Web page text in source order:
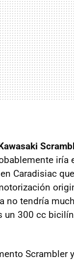
Caradisiac
no tendría
un 300 cc
Scrambler